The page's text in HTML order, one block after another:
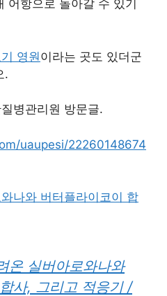
어항으로 돌아갈 수 있기
영원이라는 곳도 있더군
.
병관리원 방문글.
uaupesi/22260148674
나와 버터플라이코이 합
온 실버아로와나와
사, 그리고 적응기 /